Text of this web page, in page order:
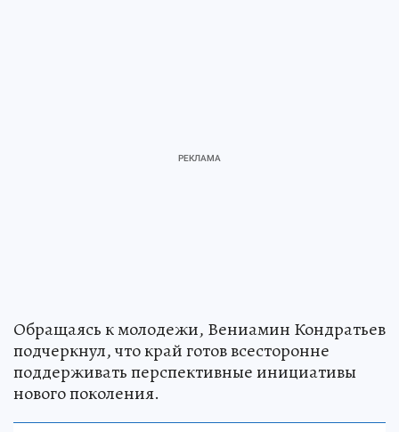
Обращаясь к молодежи, Вениамин Кондратьев
подчеркнул, что край готов всесторонне
поддерживать перспективные инициативы
нового поколения.